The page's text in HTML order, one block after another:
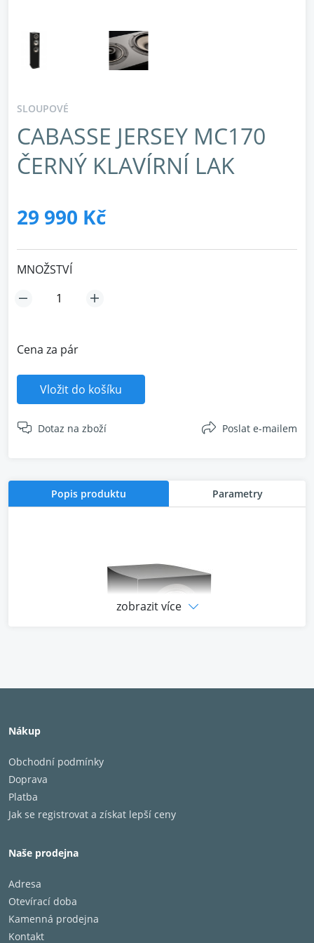
SLOUPOVÉ
CABASSE JERSEY MC170
ČERNÝ KLAVÍRNÍ LAK
29 990 Kč
MNOŽSTVÍ
Cena za pár
Vložit do košíku
Dotaz na zboží Poslat e-mailem
Popis produktu Parametry
zobrazit více
Nákup
Obchodní podmínky
Doprava
Platba
Jak se registrovat a získat lepší ceny
Naše prodejna
Adresa
Otevírací doba
Kamenná prodejna
Kontakt